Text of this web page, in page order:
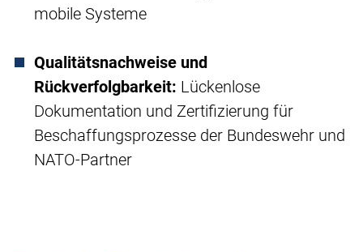
mobile Systeme
Qualitätsnachweise und
Rückverfolgbarkeit: Lückenlose
Dokumentation und Zertifizierung für
Beschaffungsprozesse der Bundeswehr und
NATO-Partner